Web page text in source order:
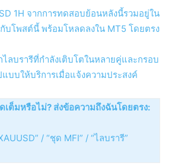
1H จากการทดสอบย้อนหลังนี้รวมอยู่ใน
โพสต์นี้ พร้อมโหลดลงใน MT5 โดยตรง
ไลบรารีที่กำลังเติบโตในหลายคู่และกรอบ
บบให้บริการเมื่อแจ้งความประสงค์
เต็มหรือไม่? ส่งข้อความถึงฉันโดยตรง:
/ “ชุด MFI” / “ไลบรารี”